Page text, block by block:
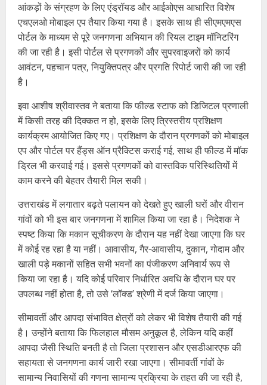
आंकड़ों के संग्रहण के लिए एंड्रॉयड और आईओएस आधारित विशेष
एचएलओ मोबाइल एप तैयार किया गया है। इसके साथ ही सीएमएमएस
पोर्टल के माध्यम से पूरे जनगणना अभियान की रियल टाइम मॉनिटरिंग
की जा रही है। इसी पोर्टल से प्रगणकों और सुपरवाइजरों को कार्य
आवंटन, पहचान पत्र, नियुक्तिपत्र और प्रगति रिपोर्ट जारी की जा रही
है।
इवा आशीष श्रीवास्तव ने बताया कि फील्ड स्टाफ को डिजिटल प्रणाली
में किसी तरह की दिक्कत न हो, इसके लिए त्रिस्तरीय प्रशिक्षण
कार्यक्रम आयोजित किए गए। प्रशिक्षण के दौरान प्रगणकों को मोबाइल
एप और पोर्टल पर हैंड्स ऑन प्रैक्टिस कराई गई, साथ ही फील्ड में मॉक
ड्रिल भी करवाई गई। इससे प्रगणकों को वास्तविक परिस्थितियों में
काम करने की बेहतर तैयारी मिल सकी।
उत्तराखंड में लगातार बढ़ते पलायन को देखते हुए खाली घरों और वीरान
गांवों को भी इस बार जनगणना में शामिल किया जा रहा है। निदेशक ने
स्पष्ट किया कि मकान सूचीकरण के दौरान यह नहीं देखा जाएगा कि घर
में कोई रह रहा है या नहीं। आवासीय, गैर-आवासीय, दुकान, गोदाम और
खाली पड़े मकानों सहित सभी भवनों का पंजीकरण अनिवार्य रूप से
किया जा रहा है। यदि कोई परिवार निर्धारित अवधि के दौरान घर पर
उपलब्ध नहीं होता है, तो उसे ‘लॉक्ड’ श्रेणी में दर्ज किया जाएगा।
सीमावर्ती और आपदा संभावित क्षेत्रों को लेकर भी विशेष तैयारी की गई
है। उन्होंने बताया कि फिलहाल मौसम अनुकूल है, लेकिन यदि कहीं
आपदा जैसी स्थिति बनती है तो जिला प्रशासन और एसडीआरएफ की
सहायता से जनगणना कार्य जारी रखा जाएगा। सीमावर्ती गांवों के
सामान्य निवासियों की गणना सामान्य प्रक्रिया के तहत की जा रही है,